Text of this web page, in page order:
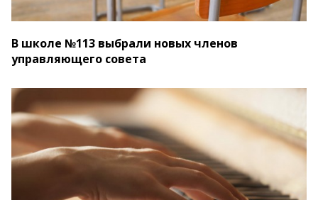
В школе №113 выбрали новых членов
управляющего совета